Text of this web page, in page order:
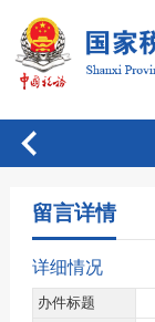
留言详情
详细情况
办件标题